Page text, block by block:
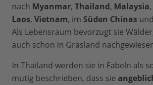
nach Myanmar, Thailand, Malaysia,
Laos, Vietnam, im Süden Chinas
Als Lebensraum bevorzugt sie
auch schon in Grasland
In Thailand werden sie in Fabeln als
mutig beschrieben, dass sie